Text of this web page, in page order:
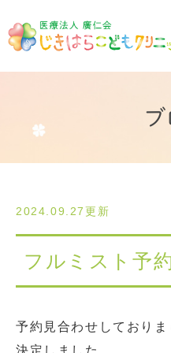
ブ
2024.09.27更新
フルミスト予
予約見合わせしており